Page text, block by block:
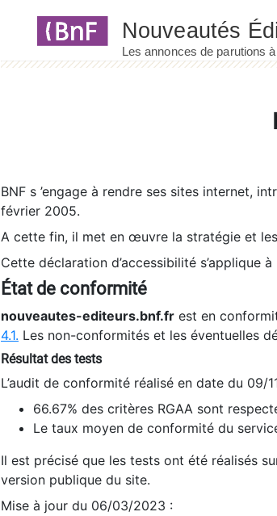
BNF s ’engage à rendre ses sites internet,
février 2005.
A cette fin, il met en œuvre la stratégie et
Cette déclaration d’accessibilité s’applique
État de conformité
nouveautes-editeurs.bnf.fr est en
4.1. Les non-conformités et les éventuelles
Résultat des tests
L’audit de conformité réalisé en date du 09/
66.67% des critères RGAA sont
Le taux moyen de conformité du
Il est précisé que les tests ont été réalisés
version publique du site.
Mise à jour du 06/03/2023 :